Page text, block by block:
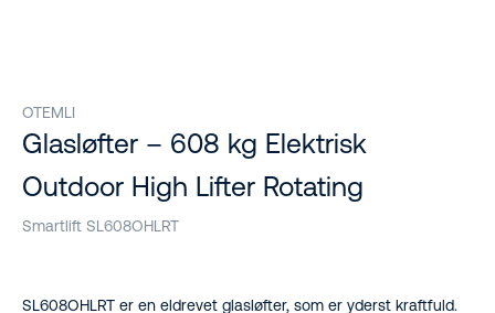
OTEMLI
Glasløfter – 608 kg Elektrisk
Outdoor High Lifter Rotating
Smartlift SL608OHLRT
SL608OHLRT er en eldrevet glasløfter, som er yderst kraftfuld.